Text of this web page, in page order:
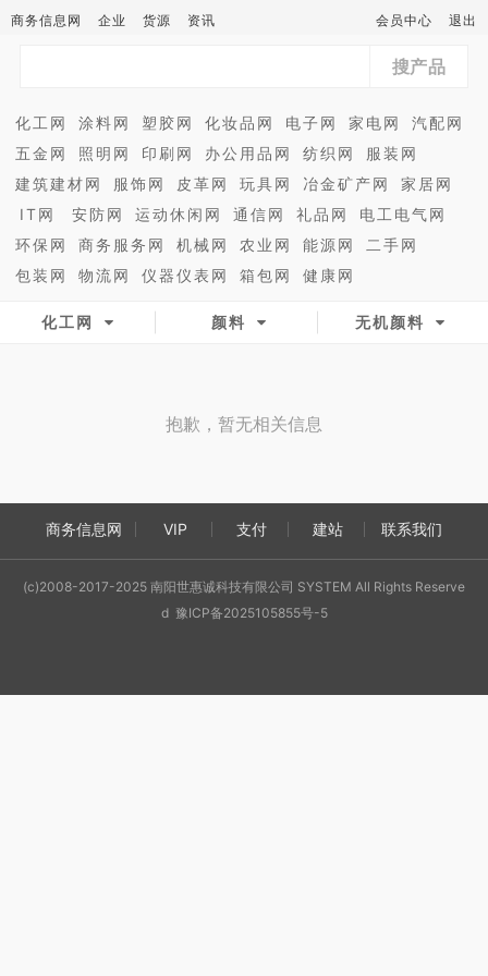
商务信息网 企业 货源 资讯 会员中心 退出
搜产品
化工网 涂料网 塑胶网 化妆品网 电子网 家电网
汽配网
五金网
照明网 印刷网 办公用品网 纺织网
服装网
建筑建材网
服饰网 皮革网 玩具网 冶金矿产网
家居网
IT网
安防网 运动休闲网 通信网 礼品网
电工电气网
环保网
商务服务网 机械网 农业网 能源网
二手网
包装网
物流网 仪器仪表网 箱包网 健康网
化工网 颜料 无机颜料
抱歉，暂无相关信息
商务信息网 VIP 支付 建站 联系我们
(c)2008-2017-2025 南阳世惠诚科技有限公司 SYSTEM All Rights Reserve
d 豫ICP备2025105855号-5